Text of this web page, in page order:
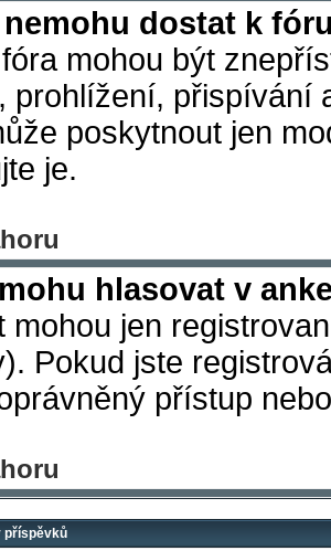
nemohu dostat k
mohou být
prohlížení, přispívání
poskytnout jen
je.
hlasovat v
mohou jen
Pokud jste
přístup
příspěvků